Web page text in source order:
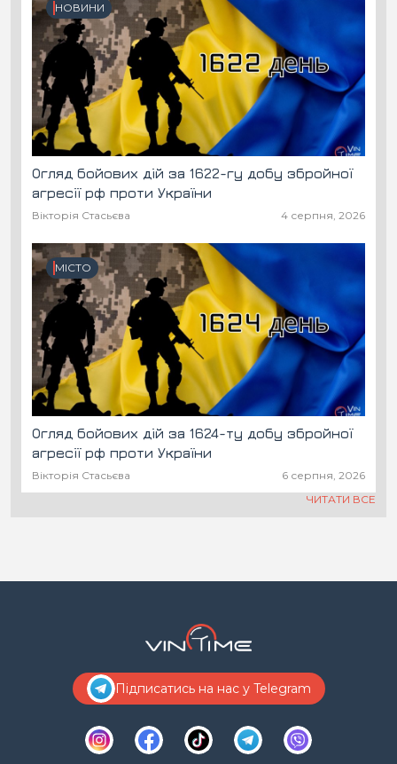
НОВИНИ
Огляд бойових дій за 1622-гу добу збройної
агресії рф проти України
Вікторія Стасьєва 4 серпня, 2026
МІСТО
Огляд бойових дій за 1624-ту добу збройної
агресії рф проти України
Вікторія Стасьєва
6 серпня, 2026
ЧИТАТИ ВСЕ
Підписатись на нас у Telegram